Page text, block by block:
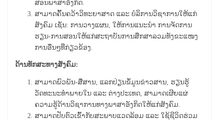
ສອນພາສາອັງກິດ.
ສາມາດຄົ້້ນຄວ້າວິທະຍາສາດ ແລະ ບໍລິການວິຊາການໃຫ້ແກ່
ສັງຄົມ ເຊັ່ນ: ການວາງແຜນ, ໃຫ້ການແນະນໍາ ການຈັດການ
ຮຽນ-ການສອນໃຫ້ແກ່ສະຖາບັນການສຶກສາລວມທັງຂະແໜງ
ການອື່ນໆທີ່ກ່ຽວຂ້ອງ
ດ້ານທັກສະທາງສັງຄົມ:
ສາມາດພົວພັນ-ສື່ສານ, ແລກປ່ຽນຂໍ້ມູນຂ່າວສານ, ຮຽນຮູ້
ວັດທະນະທຳພາຍໃນ ແລະ ຕ່າງປະເທດ, ສາມາດເຜີຍແຜ່
ຄວາມຮູ້ດ້ານວິຊາການທາງພາສາອັງກິດໃຫ້ແກ່ສັງຄົມ.
ສາມາດປັບຕົວເຂົ້າກັບສະພາບແວດລ້ອມ ແລະ ໃຊ້ຊີວິດຮ່ວມ